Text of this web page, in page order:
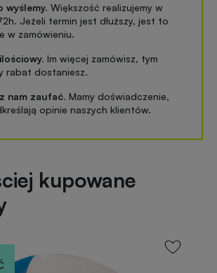
wyślemy. Większość realizujemy w
Jeżeli termin jest dłuższy, jest to
w zamówieniu.
Im więcej zamówisz, tym
rabat dostaniesz.
nam zaufać. Mamy doświadczenie,
opinie naszych klientów.
kupowane